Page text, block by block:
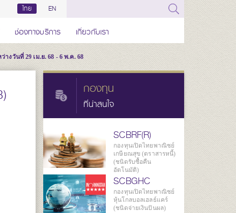
ไทย EN
ช่องทางบริการ เกี่ยวกับเรา
างวันที่ 29 เม.ย. 68 - 6 พ.ค. 68
กองทุน
ที่น่าสนใจ
SCBRF(R)
กองทุนเปิดไทยพาณิชย์
เกษียณสุข (ตราสารหนี้)
(ชนิดรับซื้อคืน
อัตโนมัติ)
SCBGHC
กองทุนเปิดไทยพาณิชย์
หุ้นโกลบอลเฮลธ์แคร์
(ชนิดจ่ายเงินปันผล)